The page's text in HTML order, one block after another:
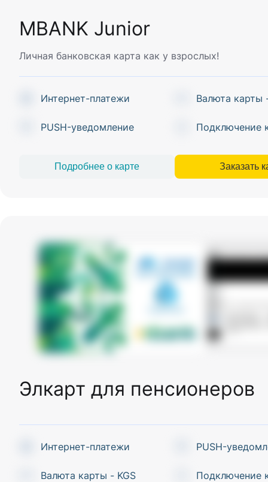
MBANK Junior
Личная банковская карта как у взрослых!
Интернет-платежи Валюта карты
PUSH-уведомление Подключение
Подробнее о карте Заказать
Элкарт для пенсионеров
Интернет-платежи PUSH-
Валюта карты - KGS Подключение